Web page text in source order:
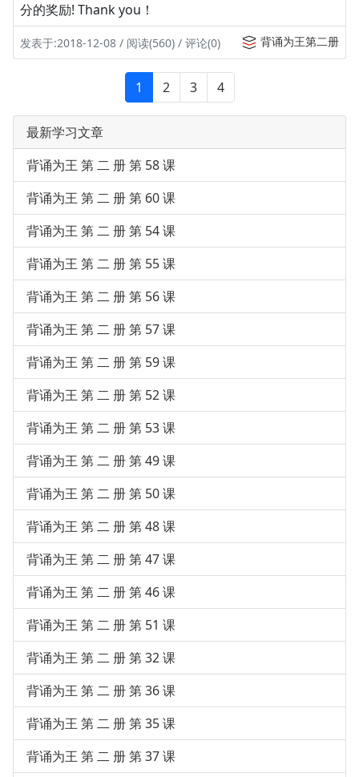
分的奖励! Thank you！
发表于:2018-12-08 / 阅读(560) / 评论(0) 背诵为王第二册
1 2 3 4
最新学习文章
背诵为王 第 二 册 第 58 课
背诵为王 第 二 册 第 60 课
背诵为王 第 二 册 第 54 课
背诵为王 第 二 册 第 55 课
背诵为王 第 二 册 第 56 课
背诵为王 第 二 册 第 57 课
背诵为王 第 二 册 第 59 课
背诵为王 第 二 册 第 52 课
背诵为王 第 二 册 第 53 课
背诵为王 第 二 册 第 49 课
背诵为王 第 二 册 第 50 课
背诵为王 第 二 册 第 48 课
背诵为王 第 二 册 第 47 课
背诵为王 第 二 册 第 46 课
背诵为王 第 二 册 第 51 课
背诵为王 第 二 册 第 32 课
背诵为王 第 二 册 第 36 课
背诵为王 第 二 册 第 35 课
背诵为王 第 二 册 第 37 课